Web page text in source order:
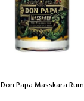
Don Papa Masskara Rum